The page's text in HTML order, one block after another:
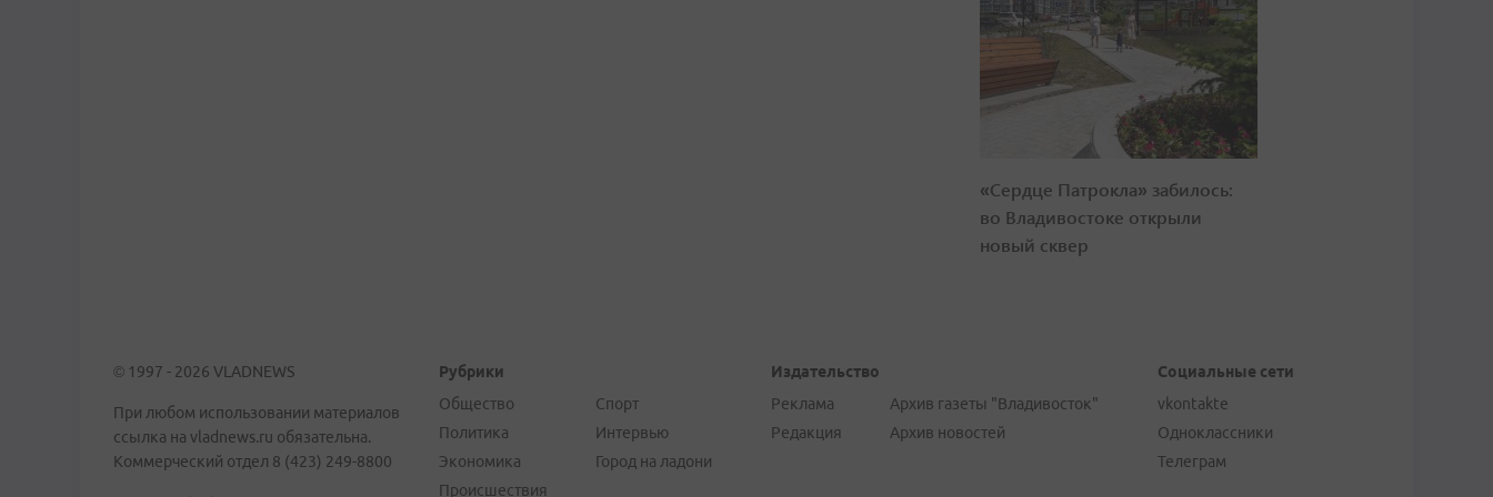
«Сердце Патрокла» забилось:
во Владивостоке открыли
новый сквер
© 1997 - 2026 VLADNEWS
При любом использовании материалов
ссылка на vladnews.ru обязательна.
Коммерческий отдел 8 (423) 249-8800
Рубрики
Общество
Политика
Экономика
Происшествия
Спорт
Интервью
Город на ладони
Издательство
Реклама
Редакция
Архив газеты "Владивосток"
Архив новостей
Социальные сети
vkontakte
Одноклассники
Телеграм